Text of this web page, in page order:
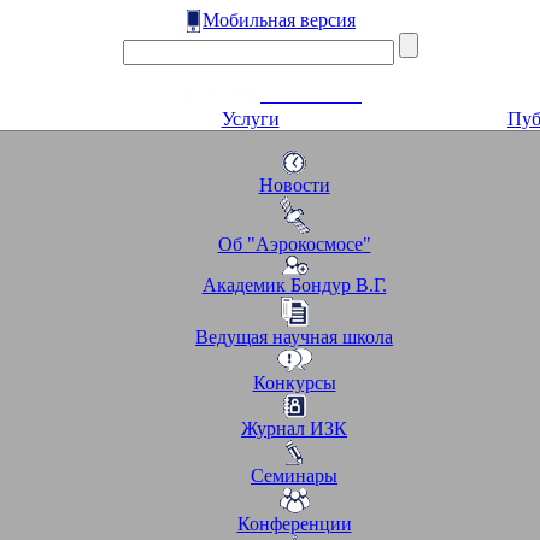
Мобильная версия
Услуги
Новости
Об "Аэрокосмосе"
Академик Бондур В.Г.
Ведущая научная школа
Конкурсы
Журнал ИЗК
Семинары
Конференции